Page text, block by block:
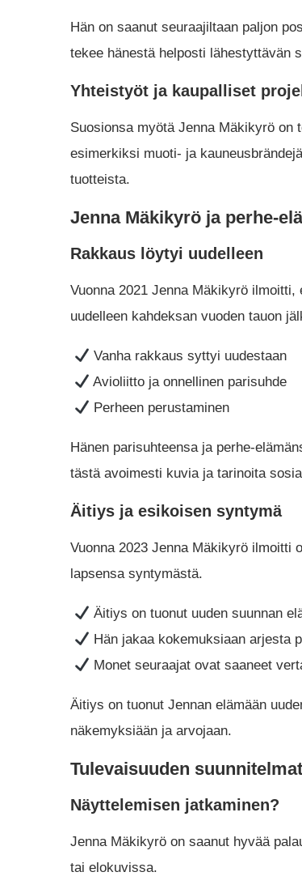
Hän on saanut seuraajiltaan paljon
tekee hänestä helposti lähestyttävän
Yhteistyöt ja kaupalliset
Suosionsa myötä Jenna Mäkikyrö
esimerkiksi muoti- ja
tuotteista.
Jenna Mäkikyrö ja perhe-
Rakkaus löytyi uudelleen
Vuonna 2021 Jenna Mäkikyrö
uudelleen kahdeksan vuoden tauon
Vanha rakkaus syttyi uudestaan
Avioliitto ja onnellinen parisuhde
Perheen perustaminen
Hänen parisuhteensa ja perhe-
tästä avoimesti kuvia ja tarinoita
Äitiys ja esikoisen syntymä
Vuonna 2023 Jenna Mäkikyrö ilmoitti
lapsensa syntymästä.
Äitiys on tuonut uuden suunnan
Hän jakaa kokemuksiaan arjesta
Monet seuraajat ovat saaneet
Äitiys on tuonut Jennan elämään
näkemyksiään ja arvojaan.
Tulevaisuuden
Näyttelemisen jatkaminen?
Jenna Mäkikyrö on saanut hyvää
tai elokuvissa.